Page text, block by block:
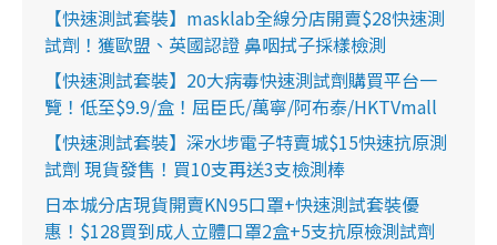
【快速測試套裝】masklab全線分店開賣$28快速測
試劑！獲歐盟、英國認證 鼻咽拭子採樣檢測
【快速測試套裝】20大病毒快速測試劑購買平台一
覽！低至$9.9/盒！屈臣氏/萬寧/阿布泰/HKTVmall
【快速測試套裝】深水埗電子特賣城$15快速抗原測
試劑 現貨發售！買10支再送3支檢測棒
日本城分店現貨開賣KN95口罩+快速測試套裝優
惠！$128買到成人立體口罩2盒+5支抗原檢測試劑